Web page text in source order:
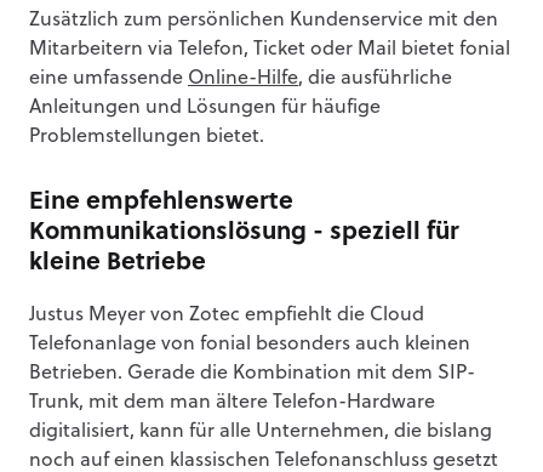
Zusätzlich zum persönlichen Kundenservice mit den
Mitarbeitern via Telefon, Ticket oder Mail bietet fonial
eine umfassende Online-Hilfe, die ausführliche
Anleitungen und Lösungen für häufige
Problemstellungen bietet.
Eine empfehlenswerte
Kommunikationslösung - speziell für
kleine Betriebe
Justus Meyer von Zotec empfiehlt die Cloud
Telefonanlage von fonial besonders auch kleinen
Betrieben. Gerade die Kombination mit dem SIP-
Trunk, mit dem man ältere Telefon-Hardware
digitalisiert, kann für alle Unternehmen, die bislang
noch auf einen klassischen Telefonanschluss gesetzt